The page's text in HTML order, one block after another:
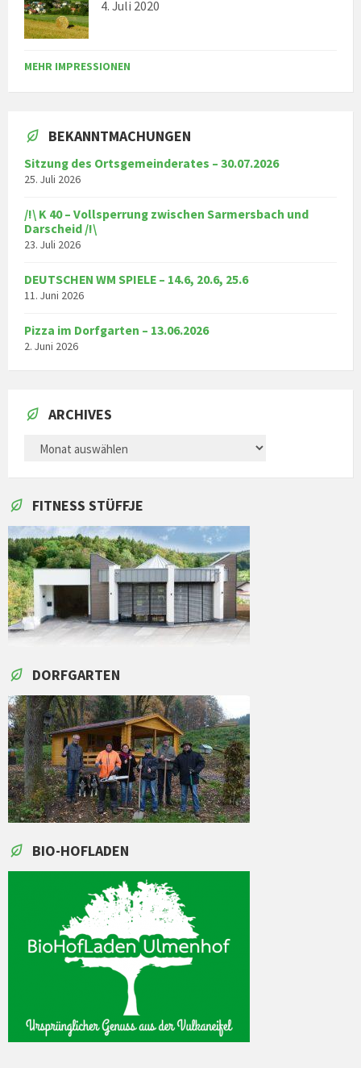
4. Juli 2020
MEHR IMPRESSIONEN
BEKANNTMACHUNGEN
Sitzung des Ortsgemeinderates – 30.07.2026
25. Juli 2026
/!\ K 40 – Vollsperrung zwischen Sarmersbach und
Darscheid /!\
23. Juli 2026
DEUTSCHEN WM SPIELE – 14.6, 20.6, 25.6
11. Juni 2026
Pizza im Dorfgarten – 13.06.2026
2. Juni 2026
ARCHIVES
ARCHIVES
FITNESS STÜFFJE
DORFGARTEN
BIO-HOFLADEN